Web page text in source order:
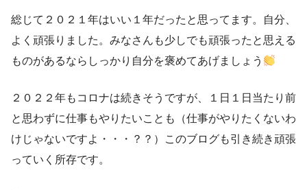
総じて２０２１年はいい１年だったと思ってます。自分、
よく頑張りました。みなさんも少しでも頑張ったと思える
ものがあるならしっかり自分を褒めてあげましょう
２０２２年もコロナは続きそうですが、１日１日当たり前
と思わずに仕事もやりたいことも（仕事がやりたくないわ
けじゃないですよ・・・？？）このブログも引き続き頑張
っていく所存です。